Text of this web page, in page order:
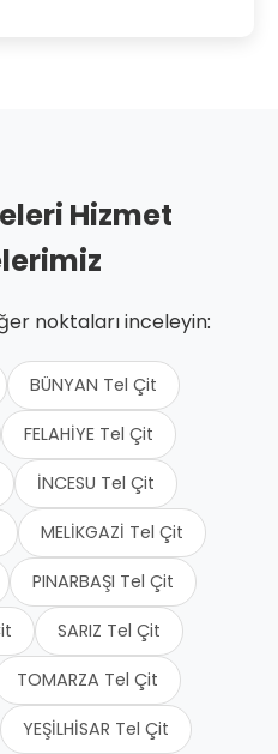
Hizmet
noktaları inceleyin:
BÜNYAN Tel Çit
FELAHİYE Tel Çit
İNCESU Tel Çit
MELİKGAZİ Tel Çit
PINARBAŞI Tel Çit
SARIZ Tel Çit
TOMARZA Tel Çit
YEŞİLHİSAR Tel Çit